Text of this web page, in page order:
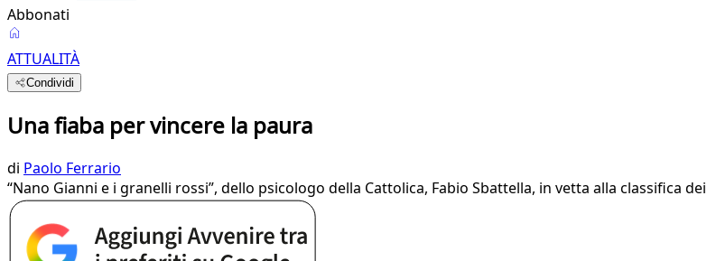
Abbonati
ATTUALITÀ
Condividi
Una fiaba per vincere la paura
di Paolo Ferrario
“Nano Gianni e i granelli rossi”, dello psicologo della Cattolica, Fabio Sbattella, in vetta alla classifica